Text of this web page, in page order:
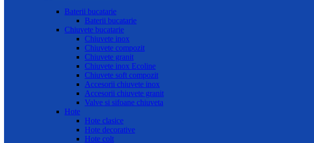
Baterii bucatarie
Baterii bucatarie
Chiuvete bucatarie
Chiuvete inox
Chiuvete compozit
Chiuvete granit
Chiuvete inox Ecoline
Chiuvete soft compozit
Accesorii chiuvete inox
Accesorii chiuvete granit
Valve si sifoane chiuveta
Hote
Hote clasice
Hote decorative
Hote colt